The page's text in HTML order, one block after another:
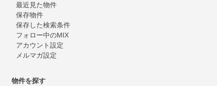
最近見た物件
保存物件
保存した検索条件
フォロー中のMIX
アカウント設定
メルマガ設定
物件を探す